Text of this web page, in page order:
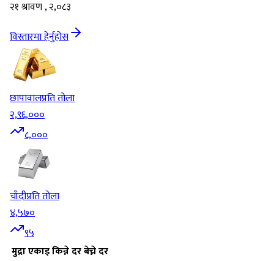
२१ श्रावण , २,०८३
विस्तारमा हेर्नुहोस
छापावालप्रति तोला
२,९६,०००
८,०००
चाँदीप्रति तोला
४,५७०
९५
मुद्राएकाइकिन्ने दरबेच्ने दर